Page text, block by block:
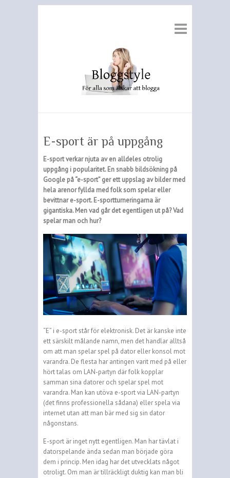
E-sport är på uppgång
E-sport verkar njuta av en alldeles otrolig
uppgång i popularitet. En snabb bildsökning på
Google på “e-sport” ger ett uppslag av bilder med
hela arenor fyllda med folk som spelar eller
bevittnar e-sport. E-sportturneringarna är
gigantiska. Men vad går det egentligen ut på? Vad
spelar man och hur?
“E” i e-sport står för elektronisk. Det är kanske inte
ett särskilt målande namn, men det handlar alltså
om att man spelar spel på dator eller konsol mot
varandra. De flesta har antingen varit med på eller
hört talas om LAN-partyn där folk kopplar
samman sina datorer och spelar spel mot
varandra. Man kan utöva e-sport via LAN-partyn
(det finns professionella sådana) eller spela via
internet utan att man bär med sig sin dator
någonstans.
E-sport är inget nytt egentligen. Man har tävlat i
datorspelande ända sedan man började göra
dem i princip. Men idag har det utvecklats något
otroligt. Om man är tillräckligt duktig kan man bli